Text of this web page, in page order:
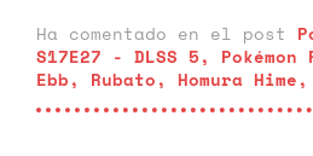
Ha comentado en el post
S17E27 - DLSS 5,
Ebb, Rubato, Homura Hime,